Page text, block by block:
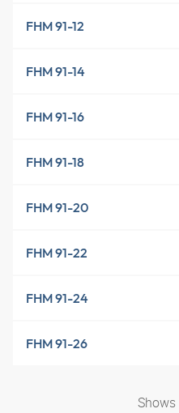
FHM 91-12
FHM 91-14
FHM 91-16
FHM 91-18
FHM 91-20
FHM 91-22
FHM 91-24
FHM 91-26
Shows